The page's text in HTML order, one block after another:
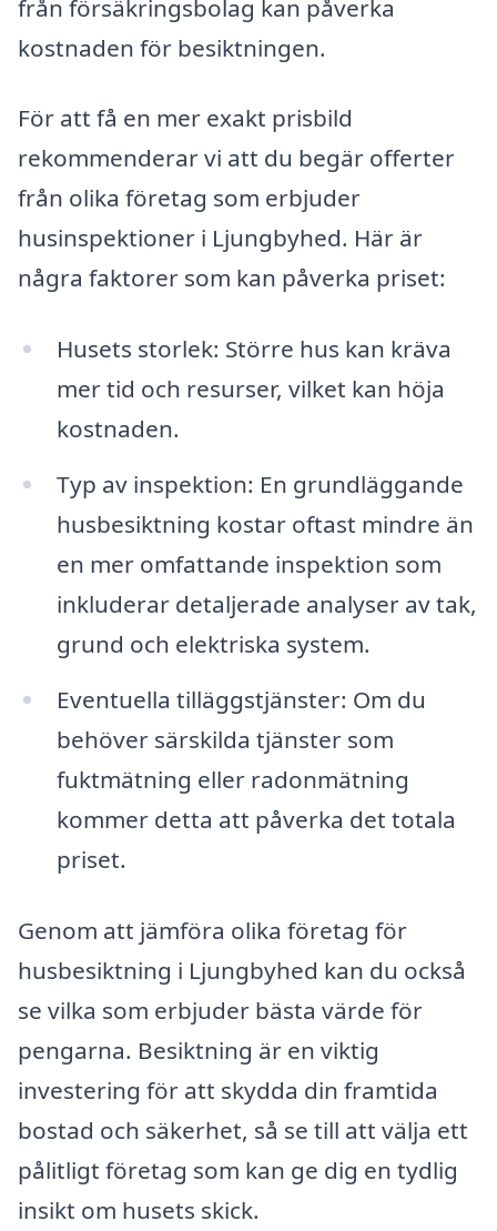
från försäkringsbolag kan påverka
kostnaden för besiktningen.
För att få en mer exakt prisbild
rekommenderar vi att du begär offerter
från olika företag som erbjuder
husinspektioner i Ljungbyhed. Här är
några faktorer som kan påverka priset:
Husets storlek: Större hus kan kräva
mer tid och resurser, vilket kan höja
kostnaden.
Typ av inspektion: En grundläggande
husbesiktning kostar oftast mindre än
en mer omfattande inspektion som
inkluderar detaljerade analyser av tak,
grund och elektriska system.
Eventuella tilläggstjänster: Om du
behöver särskilda tjänster som
fuktmätning eller radonmätning
kommer detta att påverka det totala
priset.
Genom att jämföra olika företag för
husbesiktning i Ljungbyhed kan du också
se vilka som erbjuder bästa värde för
pengarna. Besiktning är en viktig
investering för att skydda din framtida
bostad och säkerhet, så se till att välja ett
pålitligt företag som kan ge dig en tydlig
insikt om husets skick.